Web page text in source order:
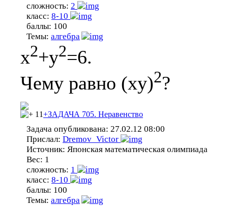
сложность: 2
класс: 8-10
баллы: 100
Темы: алгебра
x2+y2=6.
Чему равно (xy)2?
11+ЗАДАЧА 705. Неравенство
Задача опубликована: 27.02.12 08:00
Прислал: Dremov_Victor
Источник: Японская математическая олимпиада
Вес: 1
сложность: 1
класс: 8-10
баллы: 100
Темы: алгебра